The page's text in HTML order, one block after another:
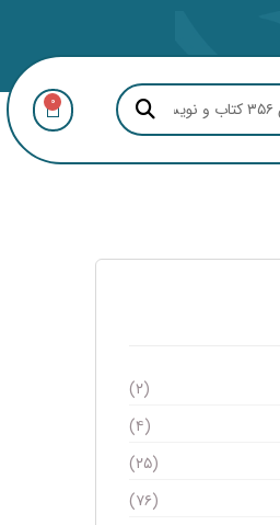
0
(۲)
(۴)
(۲۵)
(۷۶)